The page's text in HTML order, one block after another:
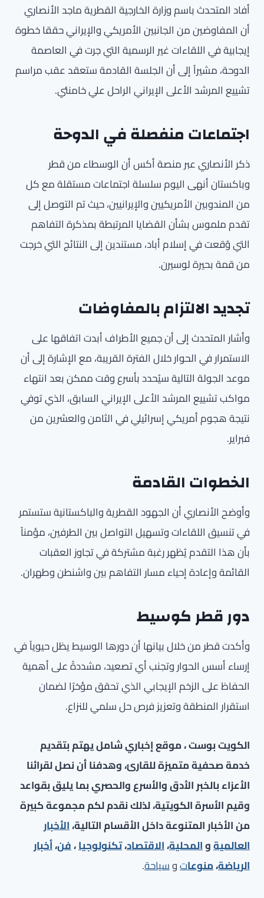
أفاد المتحدث باسم وزارة الخارجية القطرية ماجد الأنصاري
أن المفاوضين من الجانبين الأمريكي والإيراني حققا خطوة
إيجابية في اللقاءات غير الرسمية التي جرت في العاصمة
الدوحة، مشيراً إلى أن الجلسة القادمة ستعقد عقب مراسم
تشييع المرشد الأعلى الإيراني الراحل علي خامنئي.
اجتماعات منفصلة في الدوحة
ذكر الأنصاري عبر منصة أكس أن الوسطاء من قطر
وباكستان أنهى اليوم سلسلة اجتماعات مستقلة مع كل
من المندوبين الأمريكيين والإيرانيين، حيث تم التوصل إلى
تقدم ملموس بشأن القضايا المرتبطة بمذكرة التفاهم
التي وُقعت في إسلام أباد، مستندين إلى النتائج التي خرجت
من قمة بحيرة لوسيرن.
تجديد الالتزام بالمفاوضات
وأشار المتحدث إلى أن جميع الأطراف أبدت اتفاقها على
الاستمرار في الحوار خلال الفترة القريبة، مع الإشارة إلى أن
موعد الجولة التالية سيُحدد بأسرع وقت ممكن بعد انتهاء
مواكب تشييع المرشد الأعلى الإيراني السابق، الذي توفي
نتيجة هجوم أمريكي إسرائيلي في الثامن والعشرين من
فبراير.
الخطوات القادمة
وأوضح الأنصاري أن الجهود القطرية والباكستانية ستستمر
في تنسيق اللقاءات وتسهيل التواصل بين الطرفين، مؤمناً
بأن هذا التقدم يُظهر رغبة مشتركة في تجاوز العقبات
القائمة وإعادة إحياء مسار التفاهم بين واشنطن وطهران.
دور قطر كوسيط
وأكدت قطر من خلال بيانها أن دورها الوسيط يظل حيوياً في
إرساء أسس الحوار وتجنب أي تصعيد، مشددةً على أهمية
الحفاظ على الزخم الإيجابي الذي تحقق مؤخرًا لضمان
استقرار المنطقة وتعزيز فرص حل سلمي للنزاع.
الكويت بوست ، موقع إخباري شامل يهتم بتقديم
خدمة صحفية متميزة للقارئ، وهدفنا أن نصل لقرائنا
الأعزاء بالخبر الأدق والأسرع والحصري بما يليق بقواعد
وقيم الأسرة الكويتية، لذلك نقدم لكم مجموعة كبيرة
من الأخبار المتنوعة داخل الأقسام التالية،الأخبار
العالميةوالمحلية،الاقتصاد،تكنولوجيا،فن،أخبار
الرياضة،منوعاتوسياحة.